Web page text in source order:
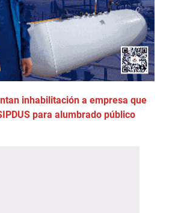
inhabilitación a empresa que
para alumbrado público